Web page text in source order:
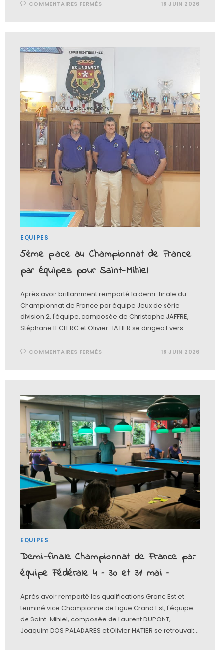
COMMENTAIRES FERMÉS 18 JUIN 2026
EQUIPES
5ème place au Championnat de France
par équipes pour Saint-Mihiel
Après avoir brillamment remporté la demi-finale du
Championnat de France par équipe Jeux de série
division 2, l'équipe, composée de Christophe JAFFRE,
Stéphane LECLERC et Olivier HATIER se dirigeait vers…
COMMENTAIRES FERMÉS 18 JUIN 2026
EQUIPES
Demi-finale Championnat de France par
équipe Fédérale 4 – 30 et 31 mai –
Après avoir remporté les qualifications Grand Est et
terminé vice Championne de Ligue Grand Est, l'équipe
de Saint-Mihiel, composée de Laurent DUPONT,
Joaquim DOS PALADARES et Olivier HATIER se retrouvait…